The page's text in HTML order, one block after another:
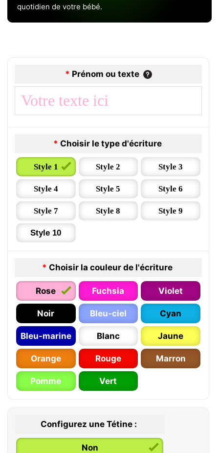
quotidien de votre bébé.
* Prénom ou texte
* Choisir le type d'écriture
Style 1 Style 2 Style 3
Style 4 Style 5 Style 6
Style 7 Style 8 Style 9
Style 10
* Choisir la couleur de l'écriture
Rose Fuchsia Violet
Noir Bleu-ciel Cyan
Bleu-marine Blanc Jaune
Orange Rouge Marron
Pomme Vert
Configurez une Tétine :
Non